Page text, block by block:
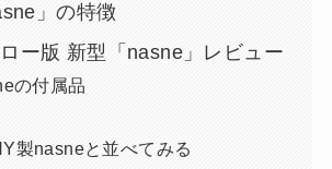
」の特徴
ー版 新型「nasne」レビュー
の付属品
製nasneと並べてみる